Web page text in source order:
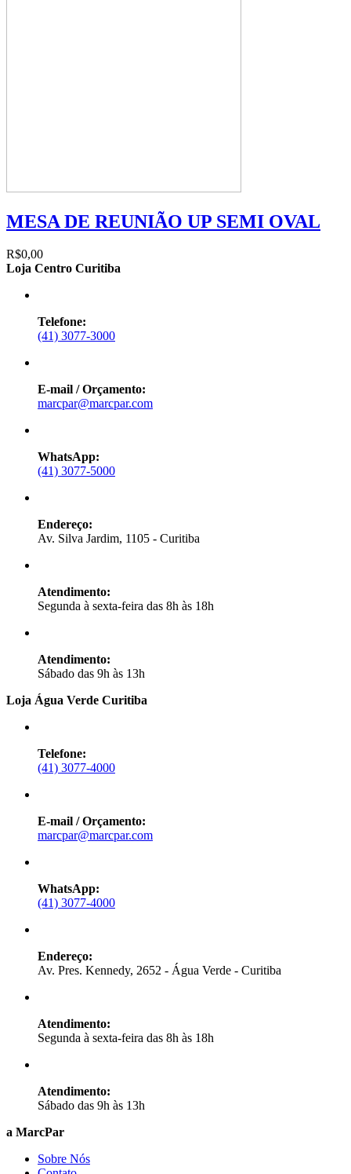
MESA DE REUNIÃO UP SEMI OVAL
R$0,00
Loja Centro Curitiba
Telefone:
(41) 3077-3000
E-mail / Orçamento:
marcpar@marcpar.com
WhatsApp:
(41) 3077-5000
Endereço:
Av. Silva Jardim, 1105 - Curitiba
Atendimento:
Segunda à sexta-feira das 8h às 18h
Atendimento:
Sábado das 9h às 13h
Loja Água Verde Curitiba
Telefone:
(41) 3077-4000
E-mail / Orçamento:
marcpar@marcpar.com
WhatsApp:
(41) 3077-4000
Endereço:
Av. Pres. Kennedy, 2652 - Água Verde - Curitiba
Atendimento:
Segunda à sexta-feira das 8h às 18h
Atendimento:
Sábado das 9h às 13h
a MarcPar
Sobre Nós